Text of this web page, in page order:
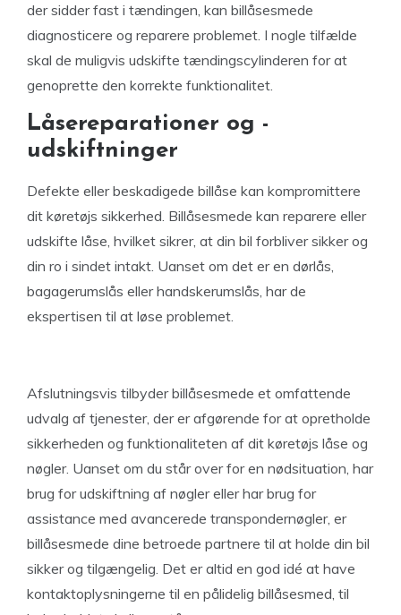
der sidder fast i tændingen, kan billåsesmede
diagnosticere og reparere problemet. I nogle tilfælde
skal de muligvis udskifte tændingscylinderen for at
genoprette den korrekte funktionalitet.
Låsereparationer og -
udskiftninger
Defekte eller beskadigede billåse kan kompromittere
dit køretøjs sikkerhed. Billåsesmede kan reparere eller
udskifte låse, hvilket sikrer, at din bil forbliver sikker og
din ro i sindet intakt. Uanset om det er en dørlås,
bagagerumslås eller handskerumslås, har de
ekspertisen til at løse problemet.
Afslutningsvis tilbyder billåsesmede et omfattende
udvalg af tjenester, der er afgørende for at opretholde
sikkerheden og funktionaliteten af ​​dit køretøjs låse og
nøgler. Uanset om du står over for en nødsituation, har
brug for udskiftning af nøgler eller har brug for
assistance med avancerede transpondernøgler, er
billåsesmede dine betroede partnere til at holde din bil
sikker og tilgængelig. Det er altid en god idé at have
kontaktoplysningerne til en pålidelig billåsesmed, til